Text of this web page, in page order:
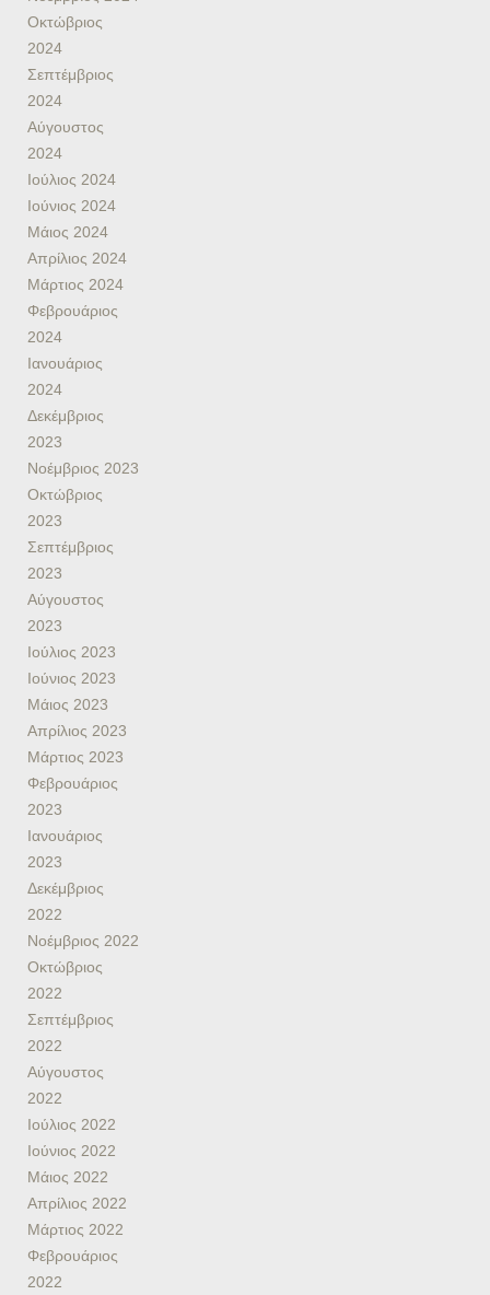
Οκτώβριος
2024
Σεπτέμβριος
2024
Αύγουστος
2024
Ιούλιος 2024
Ιούνιος 2024
Μάιος 2024
Απρίλιος 2024
Μάρτιος 2024
Φεβρουάριος
2024
Ιανουάριος
2024
Δεκέμβριος
2023
Νοέμβριος 2023
Οκτώβριος
2023
Σεπτέμβριος
2023
Αύγουστος
2023
Ιούλιος 2023
Ιούνιος 2023
Μάιος 2023
Απρίλιος 2023
Μάρτιος 2023
Φεβρουάριος
2023
Ιανουάριος
2023
Δεκέμβριος
2022
Νοέμβριος 2022
Οκτώβριος
2022
Σεπτέμβριος
2022
Αύγουστος
2022
Ιούλιος 2022
Ιούνιος 2022
Μάιος 2022
Απρίλιος 2022
Μάρτιος 2022
Φεβρουάριος
2022